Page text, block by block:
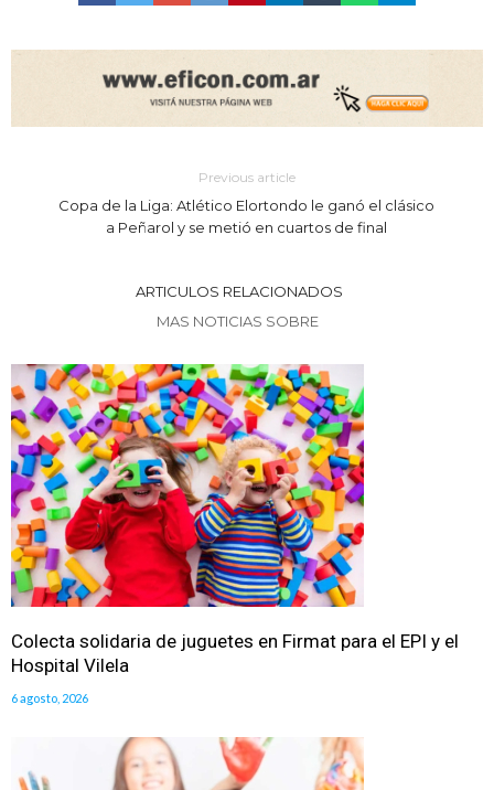
Previous article
Copa de la Liga: Atlético Elortondo le ganó el clásico
a Peñarol y se metió en cuartos de final
ARTICULOS RELACIONADOS
MAS NOTICIAS SOBRE
Colecta solidaria de juguetes en Firmat para el EPI y el
Hospital Vilela
6 agosto, 2026